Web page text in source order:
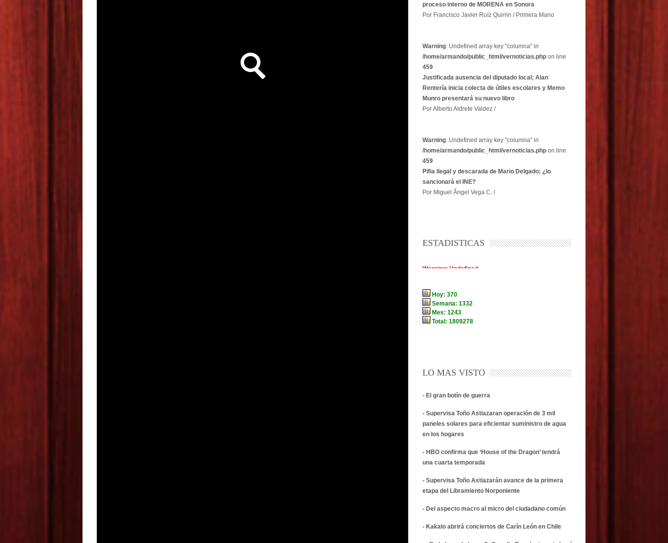
proceso interno de MORENA en Sonora
Por Francisco Javier Ruíz Quirrin / Primera Mano
Warning: Undefined array key "columna" in
/home/armando/public_html/vernoticias.php on line
459
Justificada ausencia del diputado local; Alan
Rentería inicia colecta de útiles escolares y Memo
Munro presentará su nuevo libro
Por Alberto Aldrete Valdez /
Warning: Undefined array key "columna" in
/home/armando/public_html/vernoticias.php on line
459
Pifia ilegal y descarada de Mario Delgado; ¿lo
sancionará el INE?
Por Miguel Ãngel Vega C. /
ESTADISTICAS
LO MAS VISTO
- El gran botín de guerra
- Supervisa Toño Astiazaran operación de 3 mil
paneles solares para eficientar suministro de agua
en los hogares
- HBO confirma que ‘House of the Dragon’ tendrá
una cuarta temporada
- Supervisa Toño Astiazarán avance de la primera
etapa del Libramiento Norponiente
- Del aspecto macro al micro del ciudadano común
- Kakalo abrirá conciertos de Carín León en Chile